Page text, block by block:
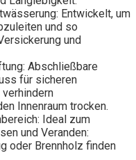
Entwickelt, um
und so
und
Abschließbare
für sicheren
Innenraum trocken.
Ideal zum
und Veranden:
oder Brennholz finden